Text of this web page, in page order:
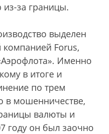
за границы.
выделен
Forus,
Именно
в итоге и
по трем
в мошенничестве,
валюты и
году он был заочно